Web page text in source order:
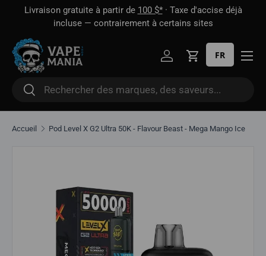
Aller directement au contenu
Livraison gratuite à partir de 100 $*· Taxe d'accise déjà
incluse — contrairement à certains sites
Rechercher
Rechercher
Se connecter
Panier
FR
Accueil Pod Level X G2 Ultra 50K - Flavour Beast - Mega Mango Ice